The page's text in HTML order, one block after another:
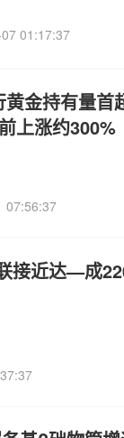
01:17:37
金持有量首
上涨约300%
07:56:37
接近达—成